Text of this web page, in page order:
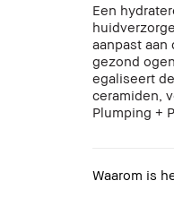
Een
aanpast aan
gezond
egaliseert
ceramiden,
Plumping +
Waarom is